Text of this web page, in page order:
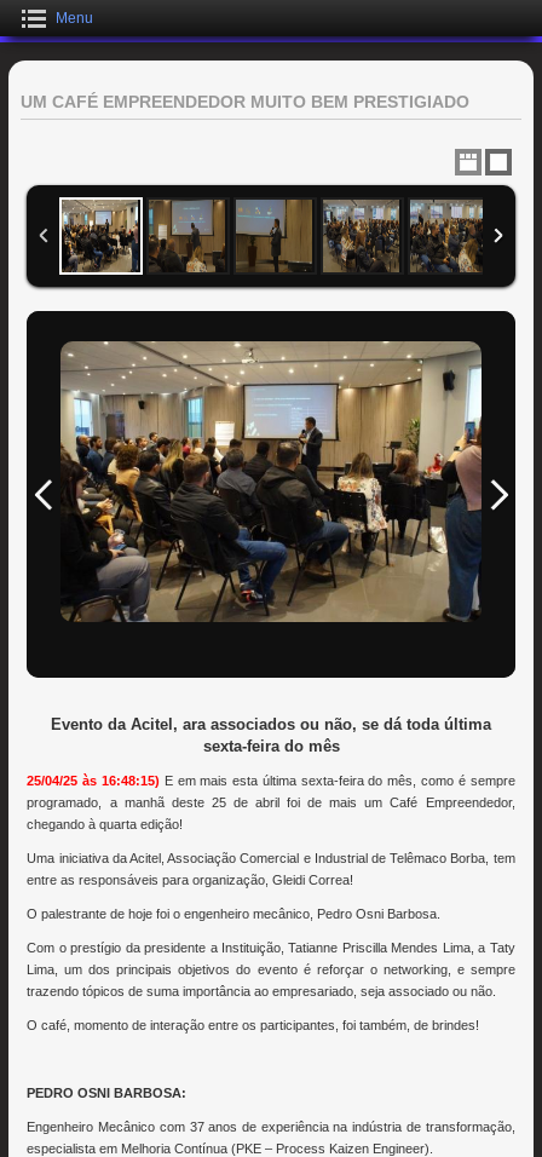
Menu
UM CAFÉ EMPREENDEDOR MUITO BEM PRESTIGIADO
Evento da Acitel, ara associados ou não, se dá toda última
sexta-feira do mês
25/04/25 às 16:48:15) E em mais esta última sexta-feira do mês, como é sempre
programado, a manhã deste 25 de abril foi de mais um Café Empreendedor,
chegando à quarta edição!
Uma iniciativa da Acitel, Associação Comercial e Industrial de Telêmaco Borba, tem
entre as responsáveis para organização, Gleidi Correa!
O palestrante de hoje foi o engenheiro mecânico, Pedro Osni Barbosa.
Com o prestígio da presidente a Instituição, Tatianne Priscilla Mendes Lima, a Taty
Lima, um dos principais objetivos do evento é reforçar o networking, e sempre
trazendo tópicos de suma importância ao empresariado, seja associado ou não.
O café, momento de interação entre os participantes, foi também, de brindes!
PEDRO OSNI BARBOSA:
Engenheiro Mecânico com 37 anos de experiência na indústria de transformação,
especialista em Melhoria Contínua (PKE – Process Kaizen Engineer).